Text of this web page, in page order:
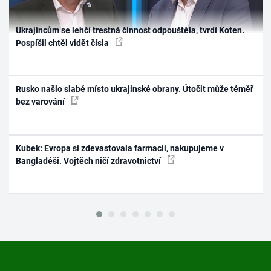
Ukrajincům se lehčí trestná činnost odpouštěla, tvrdí Koten.
Pospíšil chtěl vidět čísla
Rusko našlo slabé místo ukrajinské obrany. Útočit může téměř
bez varování
Kubek: Evropa si zdevastovala farmacii, nakupujeme v
Bangladéši. Vojtěch ničí zdravotnictví